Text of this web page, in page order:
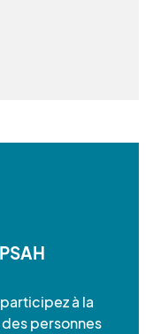
à la
personnes